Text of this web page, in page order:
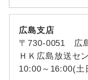
広島支店
〒730-0051 広
ＨＫ広島放送セ
10:00～16:00(土